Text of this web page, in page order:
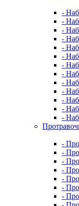
-
-
-
-
-
-
-
-
-
-
-
-
-
-
-
-
-
-
-
-